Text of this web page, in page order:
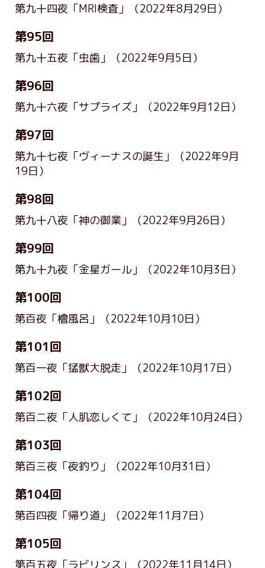
第九十四夜「MRI検査」 （2022年8月29日）
第95回
第九十五夜「虫歯」 （2022年9月5日）
第96回
第九十六夜「サプライズ」 （2022年9月12日）
第97回
第九十七夜「ヴィーナスの誕生」
（2022年9月
19日）
第98回
第九十八夜「神の御業」 （2022年9月26日）
第99回
第九十九夜「金星ガール」 （2022年10月3日）
第100回
第百夜「檜風呂」 （2022年10月10日）
第101回
第百一夜「猛獣大脱走」 （2022年10月17日）
第102回
第百二夜「人肌恋しくて」 （2022年10月24日）
第103回
第百三夜「夜釣り」 （2022年10月31日）
第104回
第百四夜「帰り道」 （2022年11月7日）
第105回
第百五夜「ラビリンス」 （2022年11月14日）